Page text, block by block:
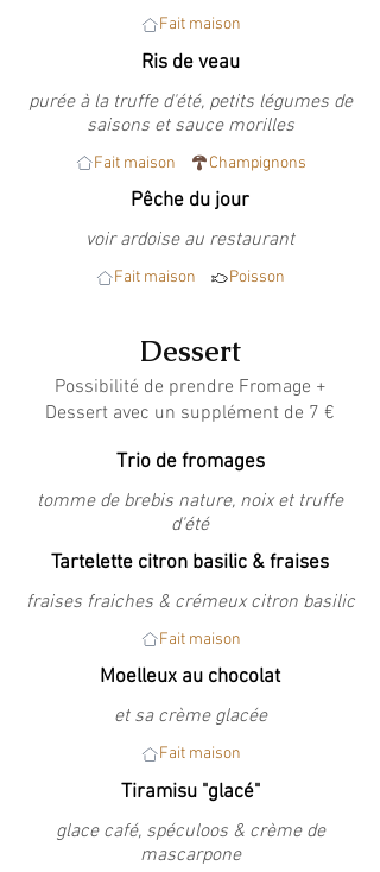
Fait maison
Ris de veau
purée à la truffe d'été, petits légumes de
saisons et sauce morilles
Fait maison Champignons
Pêche du jour
voir ardoise au restaurant
Fait maison Poisson
Dessert
Possibilité de prendre Fromage +
Dessert avec un supplément de 7 €
Trio de fromages
tomme de brebis nature, noix et truffe
d'été
Tartelette citron basilic & fraises
fraises fraiches & crémeux citron basilic
Fait maison
Moelleux au chocolat
et sa crème glacée
Fait maison
Tiramisu "glacé"
glace café, spéculoos & crème de
mascarpone